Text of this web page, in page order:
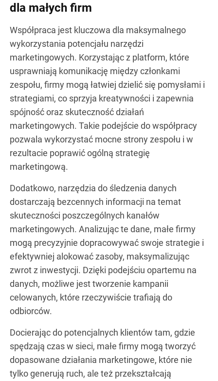
dla małych firm
Współpraca jest kluczowa dla maksymalnego
wykorzystania potencjału narzędzi
marketingowych. Korzystając z platform, które
usprawniają komunikację między członkami
zespołu, firmy mogą łatwiej dzielić się pomysłami i
strategiami, co sprzyja kreatywności i zapewnia
spójność oraz skuteczność działań
marketingowych. Takie podejście do współpracy
pozwala wykorzystać mocne strony zespołu i w
rezultacie poprawić ogólną strategię
marketingową.
Dodatkowo, narzędzia do śledzenia danych
dostarczają bezcennych informacji na temat
skuteczności poszczególnych kanałów
marketingowych. Analizując te dane, małe firmy
mogą precyzyjnie dopracowywać swoje strategie i
efektywniej alokować zasoby, maksymalizując
zwrot z inwestycji. Dzięki podejściu opartemu na
danych, możliwe jest tworzenie kampanii
celowanych, które rzeczywiście trafiają do
odbiorców.
Docierając do potencjalnych klientów tam, gdzie
spędzają czas w sieci, małe firmy mogą tworzyć
dopasowane działania marketingowe, które nie
tylko generują ruch, ale też przekształcają